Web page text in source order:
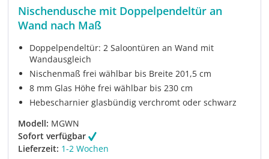
Nischendusche mit Doppelpendeltür an
Wand nach Maß
Doppelpendeltür: 2 Saloontüren an Wand mit
Wandausgleich
Nischenmaß frei wählbar bis Breite 201,5 cm
8 mm Glas Höhe frei wählbar bis 230 cm
Hebescharnier glasbündig verchromt oder schwarz
Modell: MGWN
Sofort verfügbar
Lieferzeit: 1-2 Wochen